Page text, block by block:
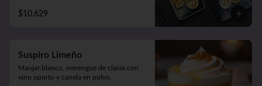
Panko Katsu 10 piezas (pollo apanado,
queso y cebollín. Frito en panko).
$10.629
Suspiro Limeño
Manjar blanco, merengue de claras con
vino oporto y canela en polvo.